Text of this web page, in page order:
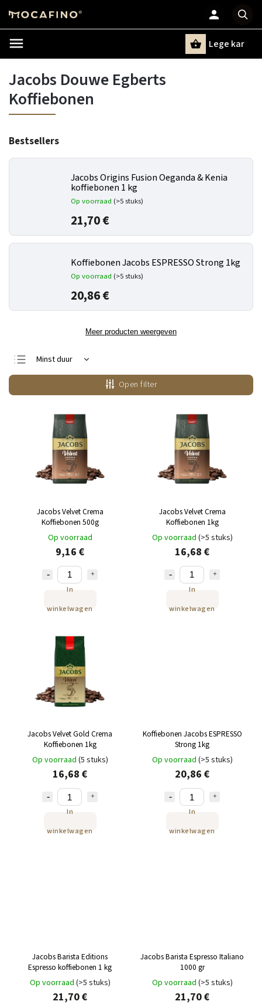
Lege kar
Jacobs Douwe Egberts
Koffiebonen
Bestsellers
Jacobs Origins Fusion Oeganda & Kenia
koffiebonen 1 kg
Op voorraad (>5 stuks)
21,70 €
Koffiebonen Jacobs ESPRESSO Strong 1kg
Op voorraad (>5 stuks)
20,86 €
Meer producten weergeven
Minst duur
Duurste
Bestsellers
Alfabetisch
Open filter
Jacobs Velvet Crema
Koffiebonen 500g
Op voorraad
9,16 €
In
winkelwagen
Jacobs Velvet Crema
Koffiebonen 1kg
Op voorraad (>5 stuks)
16,68 €
In
winkelwagen
Jacobs Velvet Gold Crema
Koffiebonen 1kg
Op voorraad (5 stuks)
16,68 €
In
winkelwagen
Koffiebonen Jacobs ESPRESSO
Strong 1kg
Op voorraad (>5 stuks)
20,86 €
In
winkelwagen
Jacobs Barista Editions
Espresso koffiebonen 1 kg
Op voorraad (>5 stuks)
21,70 €
Jacobs Barista Espresso Italiano
1000 gr
Op voorraad (>5 stuks)
21,70 €